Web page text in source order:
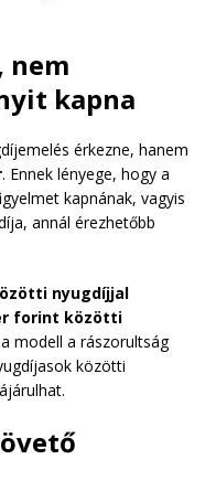
nem
kapna
érkezne, hanem
. Ennek lényege, hogy a
kapnának, vagyis
annál érezhetőbb
nyugdíjjal
forint közötti
modell a rászorultság
közötti